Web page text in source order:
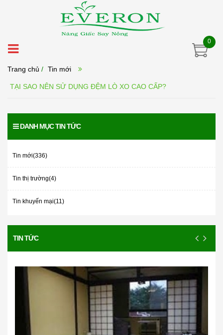
0
Trang chủ / Tin mới
TẠI SAO NÊN SỬ DỤNG ĐỆM LÒ XO CAO CẤP?
DANH MỤC TIN TỨC
Tin mới(336)
Tin thị trường(4)
Tin khuyến mại(11)
TIN TỨC